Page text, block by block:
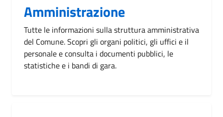
Amministrazione
Tutte le informazioni sulla struttura amministrativa
del Comune. Scopri gli organi politici, gli uffici e il
personale e consulta i documenti pubblici, le
statistiche e i bandi di gara.